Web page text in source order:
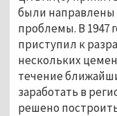
были
проблемы. В 1947
приступил к
нескольких
течение
заработать в
решено